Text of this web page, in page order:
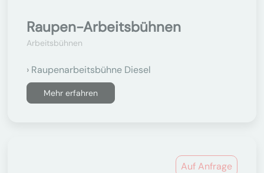
Raupen-Arbeitsbühnen
Arbeitsbühnen
Raupenarbeitsbühne Diesel
Mehr erfahren
Auf Anfrage